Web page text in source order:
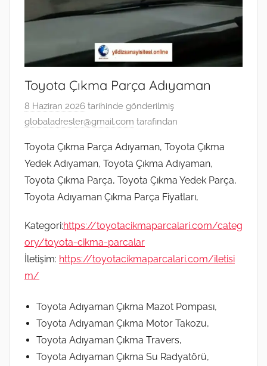
Toyota Çıkma Parça Adıyaman
8 Haziran 2026 tarihinde gönderilmiş
globaladresler@gmail.com tarafından
Toyota Çıkma Parça Adıyaman, Toyota Çıkma
Yedek Adıyaman, Toyota Çıkma Adıyaman,
Toyota Çıkma Parça, Toyota Çıkma Yedek Parça,
Toyota Adıyaman Çıkma Parça Fiyatları,
Kategori:https://toyotacikmaparcalari.com/categ
ory/toyota-cikma-parcalar
İletişim: https://toyotacikmaparcalari.com/iletisi
m/
Toyota Adıyaman Çıkma Mazot Pompası,
Toyota Adıyaman Çıkma Motor Takozu,
Toyota Adıyaman Çıkma Travers,
Toyota Adıyaman Çıkma Su Radyatörü,